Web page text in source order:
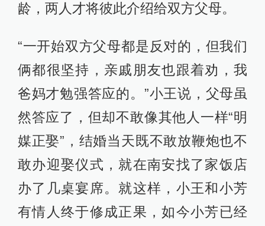
龄，两人才将彼此介绍给双方父母。
“一开始双方父母都是反对的，但我们
俩都很坚持，亲戚朋友也跟着劝，我
爸妈才勉强答应的。”小王说，父母虽
然答应了，但却不敢像其他人一样“明
媒正娶”，结婚当天既不敢放鞭炮也不
敢办迎娶仪式，就在南安找了家饭店
办了几桌宴席。就这样，小王和小芳
有情人终于修成正果，如今小芳已经